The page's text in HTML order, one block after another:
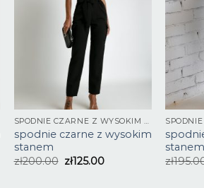
SPODNIE CZARNE Z WYSOKIM STANEM
spodnie czarne z wysokim
stanem
zł200.00 zł125.00
stanem
zł